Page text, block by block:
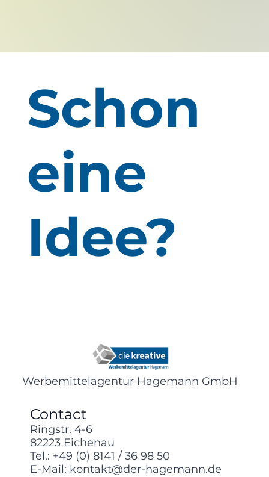
Schon
eine
Idee?
Werbemittelagentur Hagemann GmbH
Contact
Ringstr. 4-6
82223 Eichenau
Tel.: +49 (0) 8141 / 36 98 50
E-Mail: kontakt@der-hagemann.de